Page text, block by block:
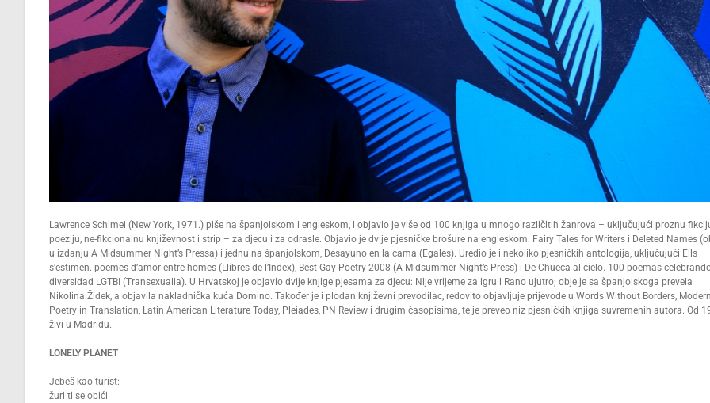
Lawrence Schimel (New York, 1971.) piše na španjolskom i engleskom, i objavio je više od 100 knjiga u mnogo različitih žanrova – uključujući proznu
poeziju, ne-fikcionalnu književnost i strip – za djecu i za odrasle. Objavio je dvije pjesničke brošure na engleskom: Fairy Tales for Writers i Deleted Names
u izdanju A Midsummer Night’s Pressa) i jednu na španjolskom, Desayuno en la cama (Egales). Uredio je i nekoliko pjesničkih antologija, uključujući Ells
s’estimen. poemes d’amor entre homes (Llibres de l’Index), Best Gay Poetry 2008 (A Midsummer Night’s Press) i De Chueca al cielo. 100 poemas
diversidad LGTBI (Transexualia). U Hrvatskoj je objavio dvije knjige pjesama za djecu: Nije vrijeme za igru i Rano ujutro; obje je sa španjolskoga prevela
Nikolina Židek, a objavila nakladnička kuća Domino. Također je i plodan književni prevodilac, redovito objavljuje prijevode u Words Without Borders, Modern
Poetry in Translation, Latin American Literature Today, Pleiades, PN Review i drugim časopisima, te je preveo niz pjesničkih knjiga suvremenih autora. Od
živi u Madridu.
LONELY PLANET
Jebeš kao turist:
žuri ti se obići